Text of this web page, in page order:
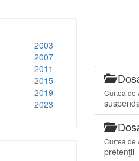
2003
2007
2011
2015
2019
2023
Curtea de
Curtea de